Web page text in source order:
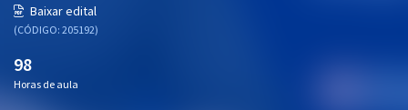
Baixar edital
(CÓDIGO: 205192)
98
Horas de aula